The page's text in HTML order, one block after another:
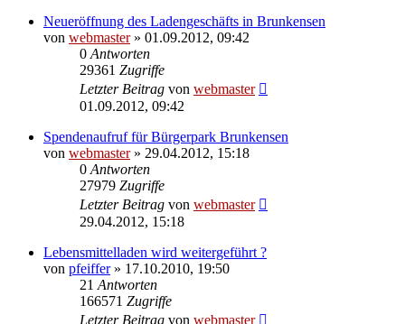
Neueröffnung des Ladengeschäfts in Brunkensen
von webmaster» 01.09.2012, 09:42
0 Antworten
29361 Zugriffe
Letzter Beitrag von webmaster
01.09.2012, 09:42
Spendenaufruf für Bürgerpark Brunkensen
von webmaster» 29.04.2012, 15:18
0 Antworten
27979 Zugriffe
Letzter Beitrag von webmaster
29.04.2012, 15:18
Lebensmittelladen wird weitergeführt ?
von pfeiffer» 17.10.2010, 19:50
21 Antworten
166571 Zugriffe
Letzter Beitrag von webmaster